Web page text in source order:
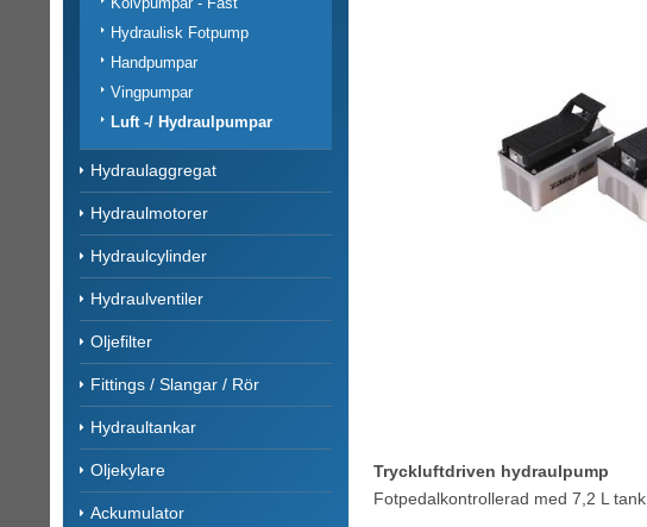
Hydraulisk Fotpump
Handpumpar
Vingpumpar
Luft -/ Hydraulpumpar
Hydraulaggregat
Hydraulmotorer
Hydraulcylinder
Hydraulventiler
Oljefilter
Fittings / Slangar / Rör
Hydraultankar
Oljekylare
Ackumulator
Tryckluftdriven hydraulpump
Fotpedalkontrollerad med 7,2 L tank.